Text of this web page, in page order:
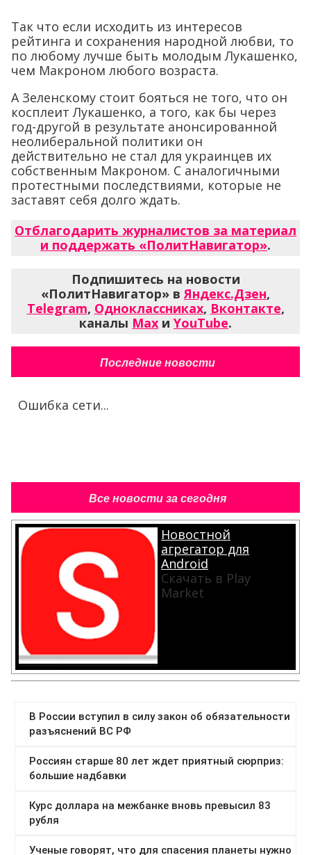
Так что если исходить из интересов
рейтинга и сохранения народной любви, то
по любому лучше быть молодым Лукашенко,
чем Макроном любого возраста.
А Зеленскому стоит бояться не того, что он
косплеит Лукашенко, а того, как бы через
год-другой в результате анонсированной
неолиберальной политики он
действительно не стал для украинцев их
собственным Макроном. С аналогичными
протестными последствиями, которые не
заставят себя долго ждать.
Отблагодарить журналистов за материал
и поддержать «ПолитНавигатор».
Подпишитесь на новости
«ПолитНавигатор» в Яндекс.Дзен,
Telegram, Одноклассниках, Вконтакте,
каналы Max и YouTube.
Последние новости
Ошибка сети...
Все новости за сегодня
Новостной
агрегатор для
Android
Скачать в Play
Market